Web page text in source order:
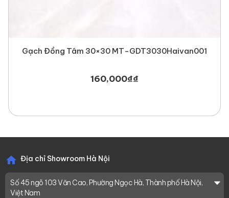
Gạch Đồng Tâm 30×30 MT-GDT3030Haivan001
160,000₫₫
Địa chỉ Showroom Hà Nội
Số 45 ngõ 103 Văn Cao, Phường Ngọc Hà, Thành phố Hà Nội,
Việt Nam